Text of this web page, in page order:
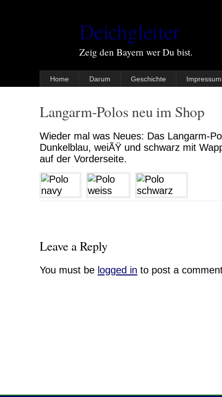
Deichgleiter
Zeig den Bayern wer Du bist.
Home Darum Geschichte Impressum
Langarm-Polos neu im Shop
Wieder mal was Neues: Das Langarm-
Dunkelblau, weiÃŸ und schwarz mit
auf der Vorderseite.
Leave a Reply
You must be logged in to post a